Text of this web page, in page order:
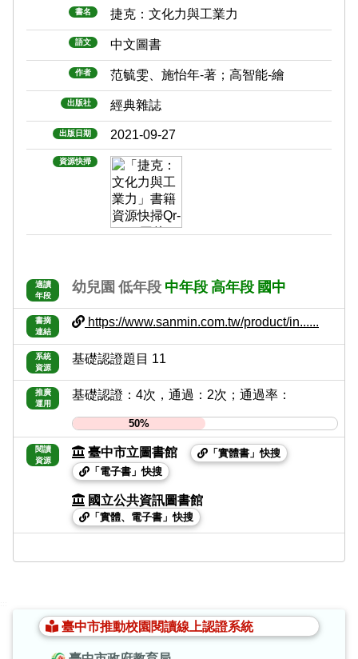
書名 捷克：文化力與工業力
語文 中文圖書
作者 范毓雯、施怡年-著；高智能-繪
出版社 經典雜誌
出版日期 2021-09-27
資源快掃
適讀
年段
幼兒園 低年段 中年段 高年段 國中
書摘
連結
https://www.sanmin.com.tw/product/in......
系統
資源
基礎認證題目 11
推廣
運用
基礎認證：4次，通過：2次；通過率：
50%
閱讀
資源
臺中市立圖書館
「實體書」快搜
「電子書」快搜
國立公共資訊圖書館
「實體、電子書」快搜
臺中市推動校園閱讀線上認證系統